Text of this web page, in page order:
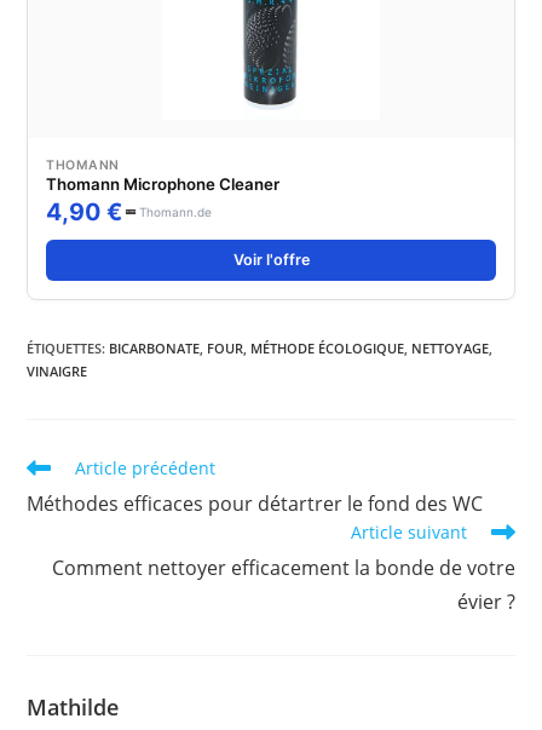
THOMANN
Thomann Microphone Cleaner
4,90 € Thomann.de
Voir l'offre
ÉTIQUETTES: BICARBONATE, FOUR, MÉTHODE ÉCOLOGIQUE, NETTOYAGE,
VINAIGRE
Read
more
articles
Article précédent
Méthodes efficaces pour détartrer le fond des WC
Article suivant
Comment nettoyer efficacement la bonde de votre
évier ?
Mathilde